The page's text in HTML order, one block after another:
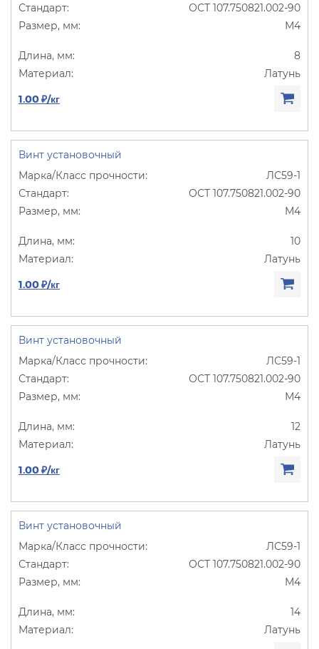
ОСТ 107.750821.002-90
М4
8
Латунь
1.00 ₽/кг
Винт установочный
ЛС59-1
ОСТ 107.750821.002-90
М4
10
Латунь
1.00 ₽/кг
Винт установочный
ЛС59-1
ОСТ 107.750821.002-90
М4
12
Латунь
1.00 ₽/кг
Винт установочный
ЛС59-1
ОСТ 107.750821.002-90
М4
14
Латунь